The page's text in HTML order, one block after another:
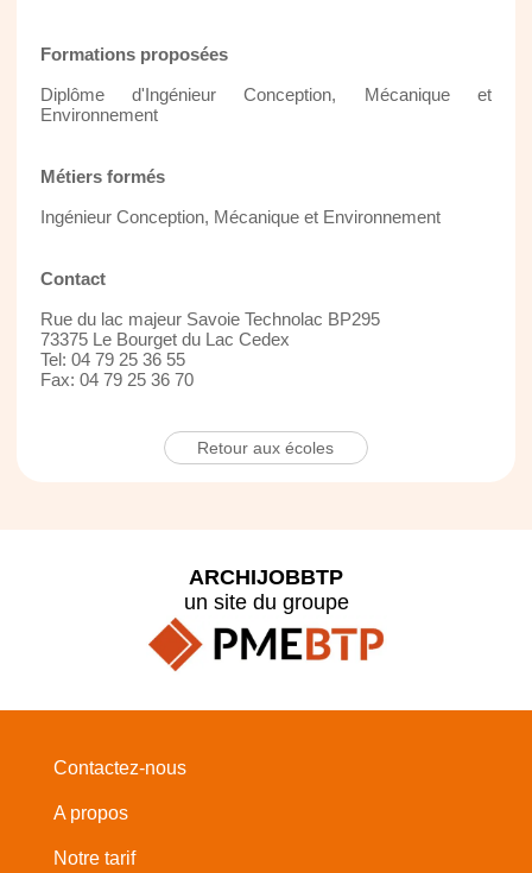
Formations proposées
Diplôme d'Ingénieur Conception, Mécanique et
Environnement
Métiers formés
Ingénieur Conception, Mécanique et Environnement
Contact
Rue du lac majeur Savoie Technolac BP295
73375 Le Bourget du Lac Cedex
Tel: 04 79 25 36 55
Fax: 04 79 25 36 70
Retour aux écoles
ARCHIJOBBTP
un site du groupe
Contactez-nous
A propos
Notre tarif